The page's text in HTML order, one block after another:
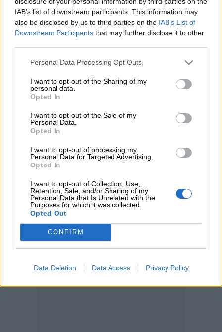
IAB’s list of downstream participants. This information may
also be disclosed by us to third parties on the IAB’s List of
Downstream Participants that may further disclose it to other
Personal Data Processing Opt Outs
I want to opt-out of the Sharing of my
personal data.
Opted In
I want to opt-out of the Sale of my
Personal Data.
Opted In
I want to opt-out of processing my
Personal Data for Targeted Advertising.
Opted In
I want to opt-out of Collection, Use,
Retention, Sale, and/or Sharing of my
Personal Data that Is Unrelated with the
Purposes for which it was collected.
Opted Out
CONFIRM
Data Deletion Data Access Privacy Policy
05.08.2026 - 08:37
Ιωάννης Μπολέτης – ΩΝΑΣΕΙΟ
04.08.2026 - 15:33
ERGO Hellas: Μέτρα στήριξης για τους πληγέντες
04.08.2026 - 12:40
Τράπεζα Κύπρου: Ενισχυμένες κατά 31% οι ασφαλιστικές
υπηρεσίες - Κέρδη €252 εκατ. (+7%) και ROTE 18.8% στο
04.08.2026 - 11:49
Ινστιτούτο ΟΦΘΑΛΜΟΣ
10 βασικές συμβουλές για προστασία μετά από πυρκαγιά